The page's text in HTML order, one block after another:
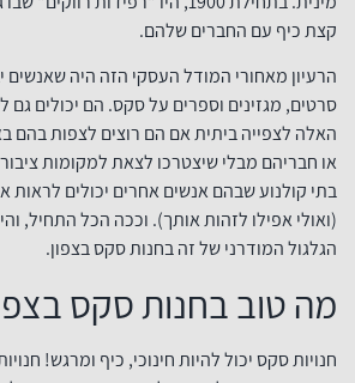
קצת כיף עם החברים שלהם.
הרעיון מאחורי המודל העסקי הזה היה שאנשים
סרטים, מגזינים וספרים על סקס. הם יכולים גם
האלה לצפייה ביתית אם הם רוצים לצפות בהם
או חבריהם מבלי שיצטרכו לצאת למקומות
בתי קולנוע שבהם אנשים אחרים יכולים לראות
(ואולי אפילו לזהות אותך). וככה הכל התחיל,
הגלגול המודרני של זה בחנות סקס בצפון.
מה טוב בחנות סקס
חנויות סקס יכול להיות חינוכי, כיף ומרגש!